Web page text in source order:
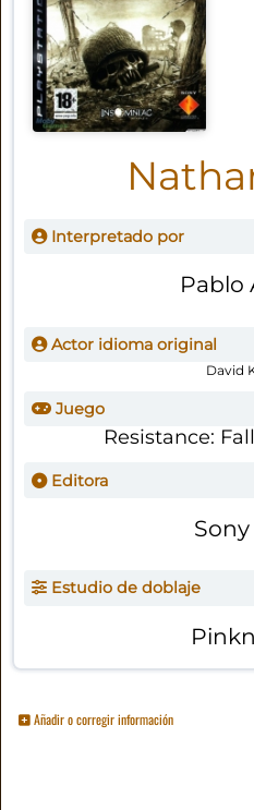
Interpretado por
Pablo
Actor idioma original
David
Juego
Resistance:
Editora
Sony
Estudio de doblaje
Añadir o corregir información